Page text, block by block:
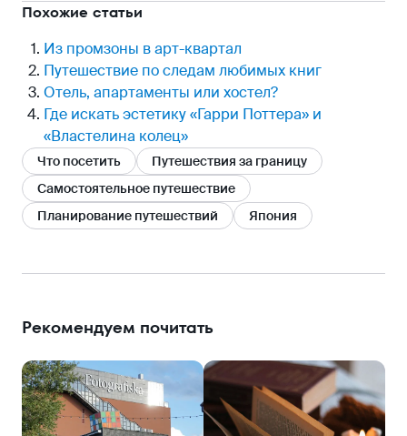
Похожие статьи
Из промзоны в арт-квартал
Путешествие по следам любимых книг
Отель, апартаменты или хостел?
Где искать эстетику «Гарри Поттера» и
«Властелина колец»
Что посетить
Путешествия за границу
Самостоятельное путешествие
Планирование путешествий
Япония
Рекомендуем почитать